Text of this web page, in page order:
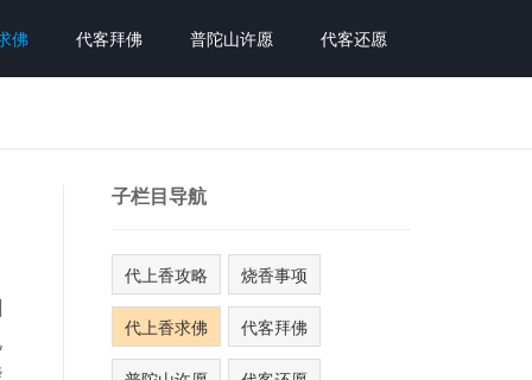
佛 代客拜佛 普陀山许愿 代客还愿
子栏目导航
代上香攻略 烧香事项
代上香求佛 代客拜佛